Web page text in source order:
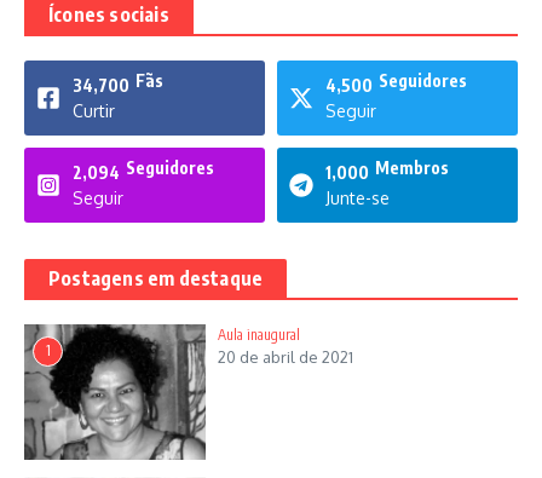
Ícones sociais
34,700 Fãs
Curtir
4,500 Seguidores
Seguir
2,094 Seguidores
Seguir
1,000 Membros
Junte-se
Postagens em destaque
1
Aula inaugural
20 de abril de 2021